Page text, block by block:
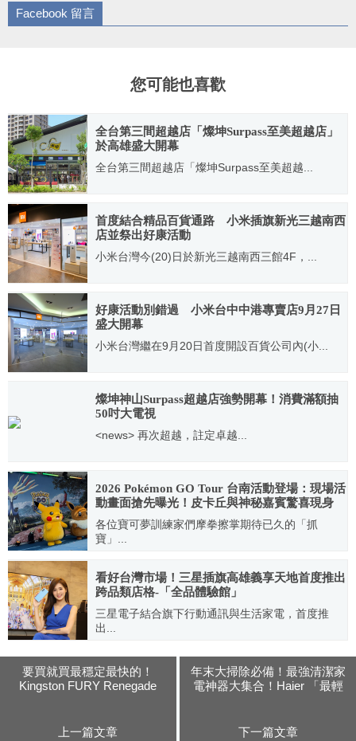
Facebook 留言
您可能也喜歡
全台第三間超越店「燦坤Surpass至美超越店」
於高雄盛大開幕
全台第三間超越店「燦坤Surpass至美超越...
2022.08.29
首度結合精品百貨通路 小米插旗新光三越南西
店並祭出好康活動
小米台灣今(20)日於新光三越南西三館4F，...
2019.09.20
好康活動別錯過 小米台中中港專賣店9月27日
盛大開幕
小米台灣繼在9月20日首度開設百貨公司內(小...
燦坤神山Surpass超越店強勢開幕！消費滿額抽
50吋大電視
<news> 再次超越，註定卓越...
2021.08.27
2026 Pokémon GO Tour 台南活動登場：現場活
動畫面搶先曝光！皮卡丘與神秘嘉賓驚喜現身
各位寶可夢訓練家們摩拳擦掌期待已久的「抓
寶」...
2026.02.20
看好台灣市場！三星插旗高雄義享天地首度推出
跨品類店格-「全品體驗館」
三星電子結合旗下行動通訊與生活家電，首度推
出...
要買就買最穩定最快的！
Kingston FURY Renegade
上一篇文章
年末大掃除必備！最強清潔家
電神器大集合！Haier 「最輕
下一篇文章